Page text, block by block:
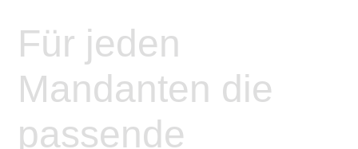
Für jeden
Mandanten die
passende